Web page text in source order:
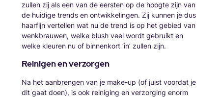
zullen zij als een van de eersten op de hoogte zijn van
de huidige trends en ontwikkelingen. Zij kunnen je dus
haarfijn vertellen wat nu de trend is op het gebied van
wenkbrauwen, welke blush veel wordt gebruikt en
welke kleuren nu of binnenkort ‘in’ zullen zijn.
Reinigen en verzorgen
Na het aanbrengen van je make-up (of juist voordat je
dit gaat doen), is ook reiniging en verzorging enorm